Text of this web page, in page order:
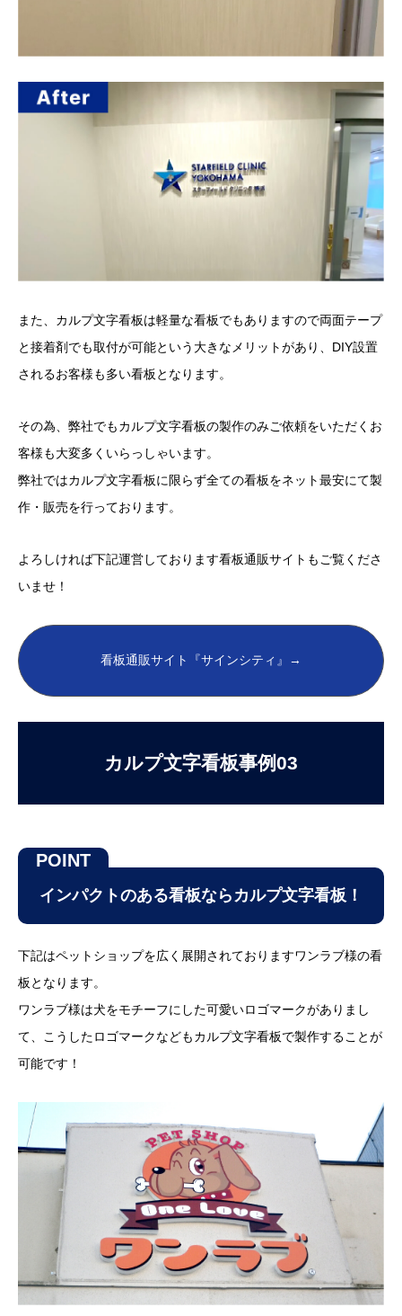
プレート看板
ウィンドウサイン
特注ホワイトボード
スタンド看板
アクリル看板
タワーサイン製作
エアー看板オリジナル製作
看板デザイン制作
駐車場看板製作
また、カルプ文字看板は軽量な看板でもありますので両面テープ
と接着剤でも取付が可能という大きなメリットがあり、DIY設置
されるお客様も多い看板となります。
その為、弊社でもカルプ文字看板の製作のみご依頼をいただくお
客様も大変多くいらっしゃいます。
弊社ではカルプ文字看板に限らず全ての看板をネット最安にて製
作・販売を行っております。
よろしければ下記運営しております看板通販サイトもご覧くださ
いませ！
看板通販サイト『サインシティ』→
カルプ文字看板事例03
インパクトのある看板ならカルプ文字看板！
下記はペットショップを広く展開されておりますワンラブ様の看
板となります。
ワンラブ様は犬をモチーフにした可愛いロゴマークがありまし
て、こうしたロゴマークなどもカルプ文字看板で製作することが
可能です！